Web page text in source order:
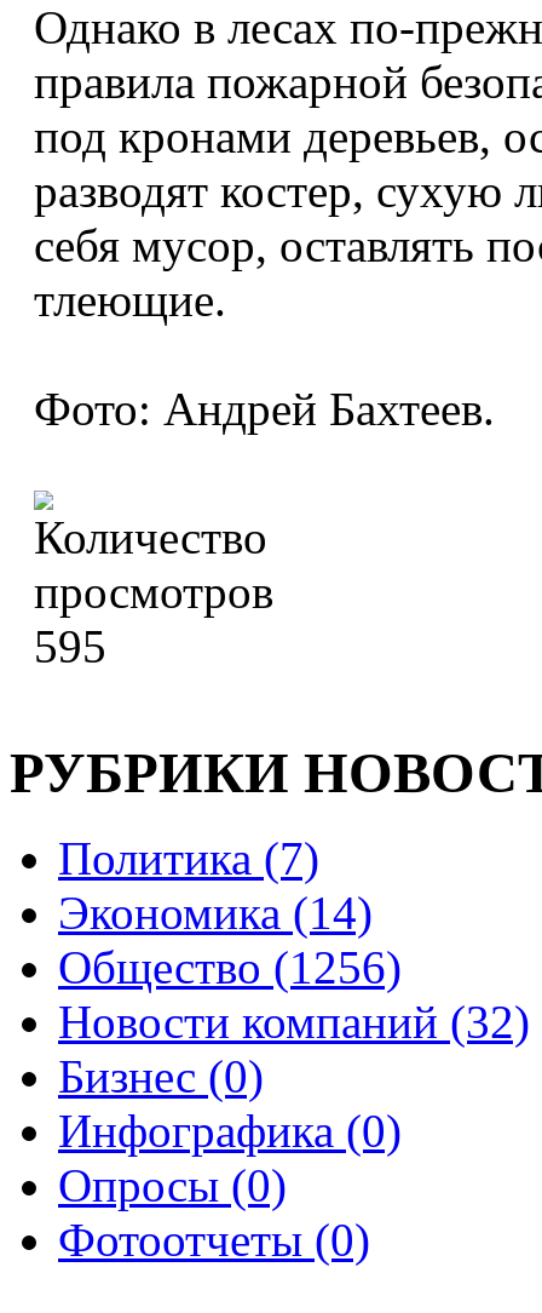
Однако в лесах по-
правила пожарной
под кронами деревьев,
разводят костер, сухую
себя мусор, оставлять
тлеющие.
Фото: Андрей Бахтеев.
595
РУБРИКИ
Политика (7)
Экономика (14)
Общество (1256)
Новости компаний (32)
Бизнес (0)
Инфографика (0)
Опросы (0)
Фотоотчеты (0)